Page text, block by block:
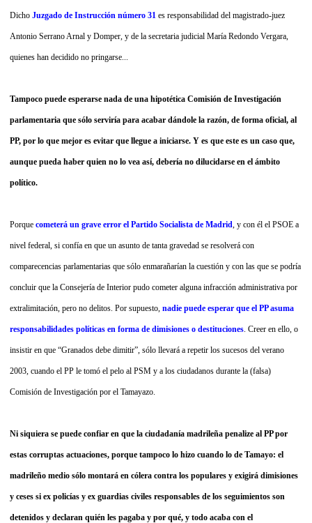
Dicho Juzgado de Instrucción número 31 es responsabilidad del magistrado-juez
Antonio Serrano Arnal y Domper, y de la secretaria judicial María Redondo Vergara,
quienes han decidido no pringarse...
Tampoco puede esperarse nada de una hipotética Comisión de Investigación
parlamentaria que sólo serviría para acabar dándole la razón, de forma oficial, al
PP, por lo que mejor es evitar que llegue a iniciarse. Y es que este es un caso que,
aunque pueda haber quien no lo vea así, debería no dilucidarse en el ámbito
político.
Porque cometerá un grave error el Partido Socialista de Madrid , y con él el PSOE a
nivel federal, si confía en que un asunto de tanta gravedad se resolverá con
comparecencias parlamentarias que sólo enmarañarían la cuestión y con las que se podría
concluir que la Consejería de Interior pudo cometer alguna infracción administrativa por
extralimitación, pero no delitos. Por supuesto, nadie puede esperar que el PP asuma
responsabilidades políticas en forma de dimisiones o destituciones . Creer en ello, o
insistir en que “Granados debe dimitir”, sólo llevará a repetir los sucesos del verano
2003, cuando el PP le tomó el pelo al PSM y a los ciudadanos durante la (falsa)
Comisión de Investigación por el Tamayazo.
Ni siquiera se puede confiar en que la ciudadanía madrileña penalize al PP por
estas corruptas actuaciones, porque tampoco lo hizo cuando lo de Tamayo: el
madrileño medio sólo montará en cólera contra los populares y exigirá dimisiones
y ceses si ex policías y ex guardias civiles responsables de los seguimientos son
detenidos y declaran quién les pagaba y por qué, y todo acaba con el